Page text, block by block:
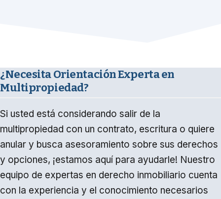
¿Necesita Orientación Experta en
Multipropiedad?
Si usted está considerando salir de la
multipropiedad con un contrato, escritura o quiere
anular y busca asesoramiento sobre sus derechos
y opciones, ¡estamos aquí para ayudarle! Nuestro
equipo de expertas en derecho inmobiliario cuenta
con la experiencia y el conocimiento necesarios